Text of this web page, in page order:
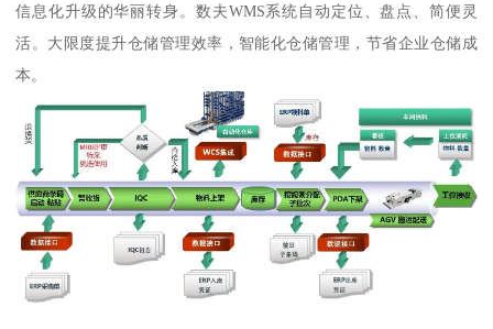
信息化升级的华丽转身。数夫WMS系统自动定位、盘点、简便灵
活。大限度提升仓储管理效率，智能化仓储管理，节省企业仓储成
本。